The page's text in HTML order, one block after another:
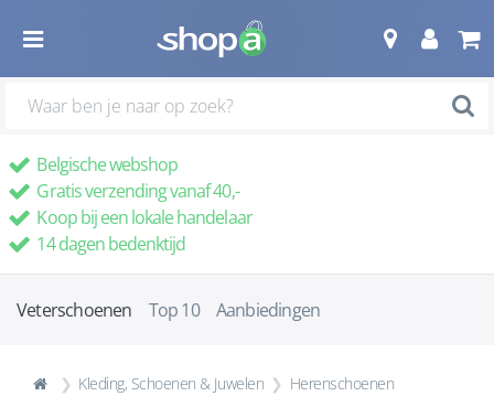
Belgische webshop
Gratis verzending vanaf 40,-
Koop bij een lokale handelaar
14 dagen bedenktijd
Veterschoenen Top 10 Aanbiedingen
Kleding, Schoenen & Juwelen
Herenschoenen